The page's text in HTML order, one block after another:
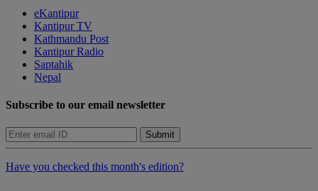
eKantipur
Kantipur TV
Kathmandu Post
Kantipur Radio
Saptahik
Nepal
Subscribe to our email newsletter
Submit
Have you checked this month's edition?